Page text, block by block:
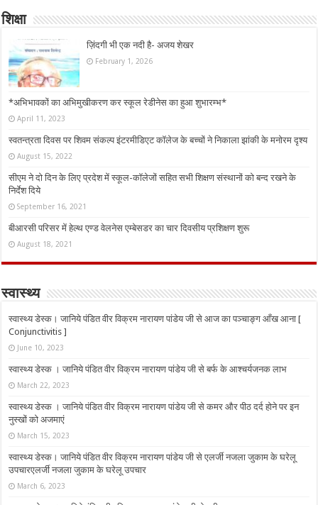
शिक्षा
ज़िंदगी भी एक नदी है- अजय शेखर
February 1, 2026
*अभिभावकों का अभिमुखीकरण कर स्कूल रेडीनेस का हुआ शुभारम्भ*
April 11, 2023
स्वतन्त्रता दिवस पर शिवम संकल्प इंटरमीडिएट कॉलेज के बच्चों ने निकाला झांकी के मनोरम दृश्य
August 15, 2022
सीएम ने दो दिन के लिए प्रदेश में स्कूल-कॉलेजों सहित सभी शिक्षण संस्थानों को बन्द रखने के
निर्देश दिये
September 16, 2021
बीआरसी परिसर में हेल्थ एण्ड वेलनेस एम्बेसडर का चार दिवसीय प्रशिक्षण शुरू
August 18, 2021
स्वास्थ्य
स्वास्थ्य डेस्क। जानिये पंडित वीर विक्रम नारायण पांडेय जी से आज का पञ्चाङ्ग आँख आना [
Conjunctivitis ]
June 10, 2023
स्वास्थ्य डेस्क । जानिये पंडित वीर विक्रम नारायण पांडेय जी से बर्फ के आश्चर्यजनक लाभ
March 22, 2023
स्वास्थ्य डेस्क । जानिये पंडित वीर विक्रम नारायण पांडेय जी से कमर और पीठ दर्द होने पर इन
नुस्‍खों को अजमाएं
March 15, 2023
स्वास्थ्य डेस्क। जानिये पंडित वीर विक्रम नारायण पांडेय जी से एलर्जी नजला जुकाम के घरेलू
उपचारएलर्जी नजला जुकाम के घरेलू उपचार
March 6, 2023